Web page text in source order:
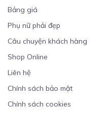
Bảng giá
Phụ nữ phải đẹp
Câu chuyện khách hàng
Shop Online
Liên hệ
Chính sách bảo mật
Chính sách cookies